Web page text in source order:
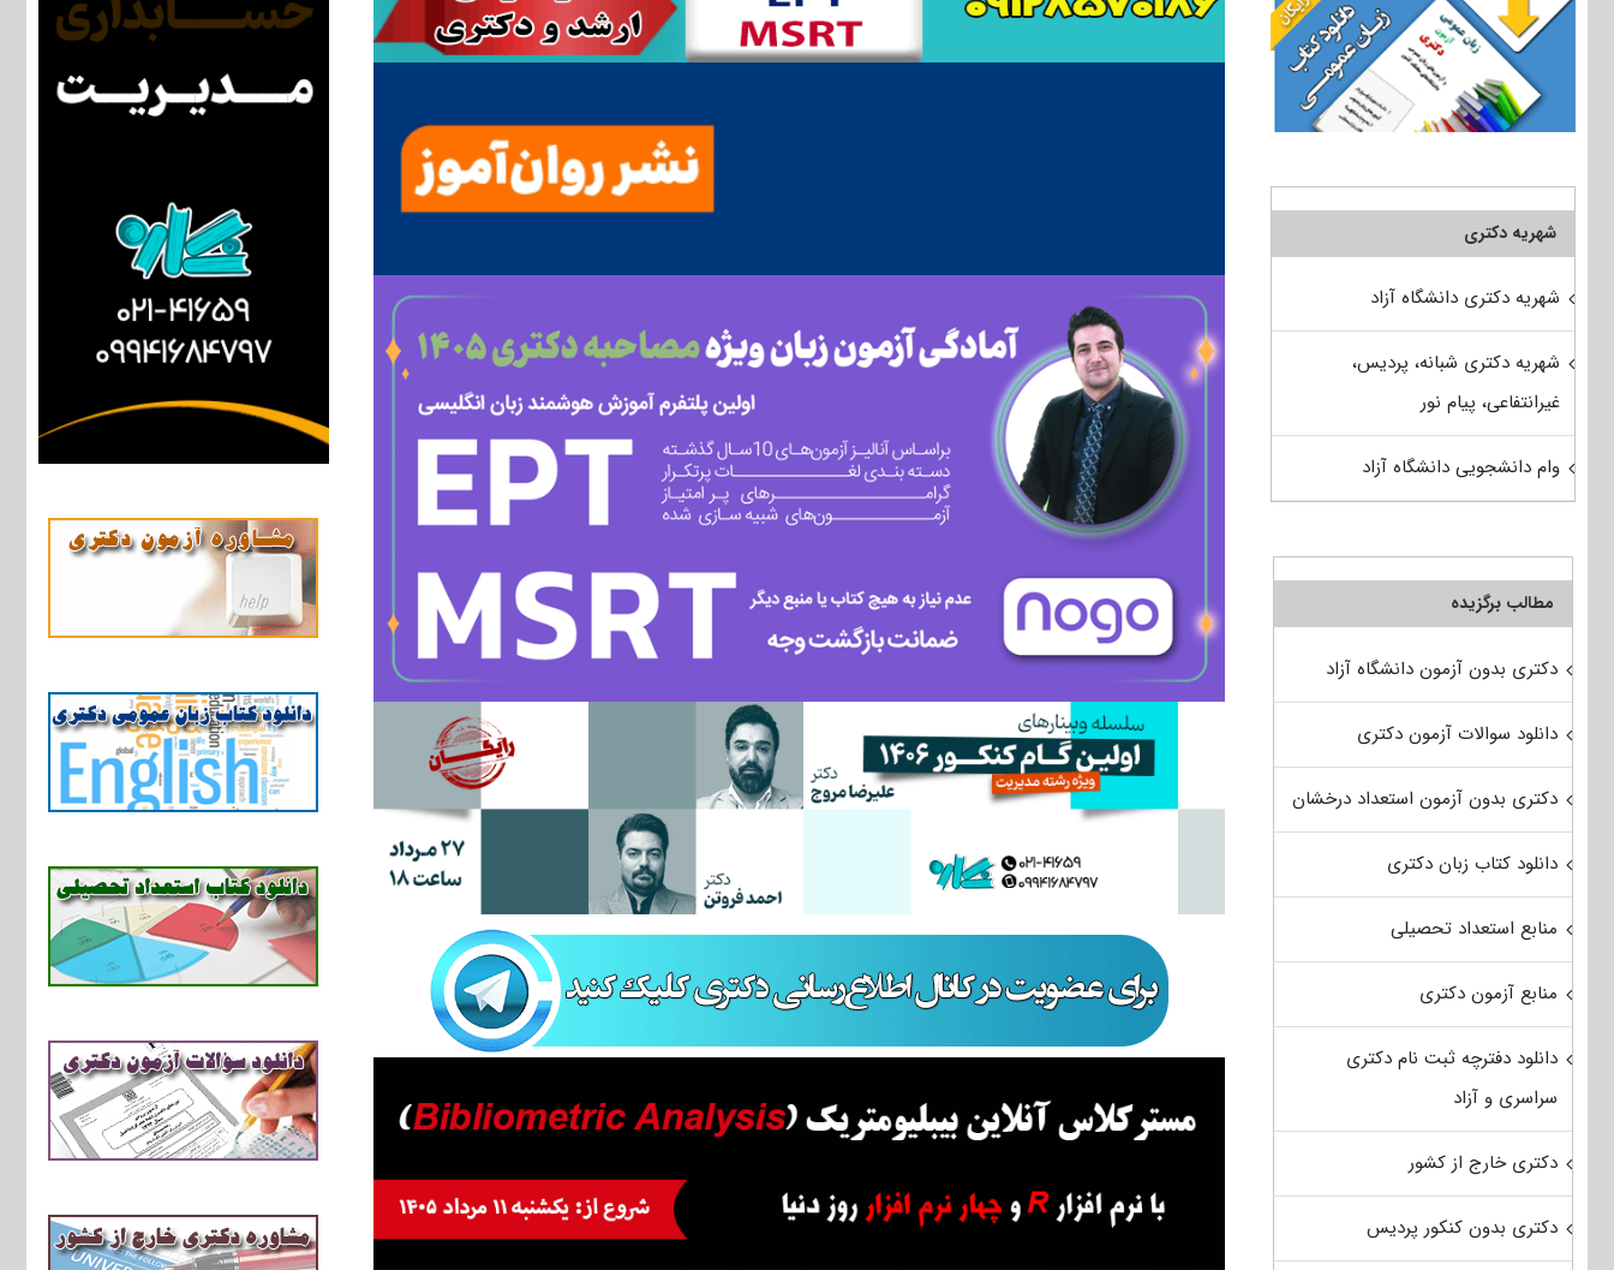
شهریه دکتری
شهریه دکتری دانشگاه آزاد
شهریه دکتری شبانه، پردیس،
غیرانتفاعی، پیام نور
وام دانشجویی دانشگاه آزاد
مطالب برگزیده
دکتری بدون آزمون دانشگاه آزاد
دانلود سوالات آزمون دکتری
دکتری بدون آزمون استعداد درخشان
دانلود کتاب زبان دکتری
منابع استعداد تحصیلی
منابع آزمون دکتری
دانلود دفترچه ثبت نام دکتری
سراسری و آزاد
دکتری خارج از کشور
دکتری بدون کنکور پردیس